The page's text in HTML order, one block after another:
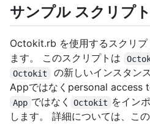
サンプル スクリプト
Octokit.rb を使用するスクリプ
ます。 このスクリプトは
Octokit
の新しいインスタン
Appではなくpersonal access
App ではなく Octokit をイン
します。 詳細については、こ